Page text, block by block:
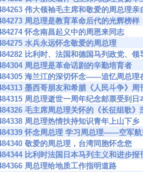
伟大领袖毛主席和敬爱的周总理
周总理是教育革命后代的光辉榜样
怀念南昌起义中的周恩来同志
水兵永远怀念敬爱的周总理
比利时、法国和德国马列政党、
周总理是革命话剧的辛勤培育者
海兰江的深切怀念——追忆周总理
墨西哥朋友和希腊《人民斗争》
周总理逝世一周年纪念邮票受到日
毛主席周总理关怀的《长征组歌
周总理热情扶持知识青年上山下乡
怀念周总理 学习周总理——空军
敬爱的周总理，台湾同胞怀念您
比利时法国日本马列主义和进步
周总理给地质工作指明道路